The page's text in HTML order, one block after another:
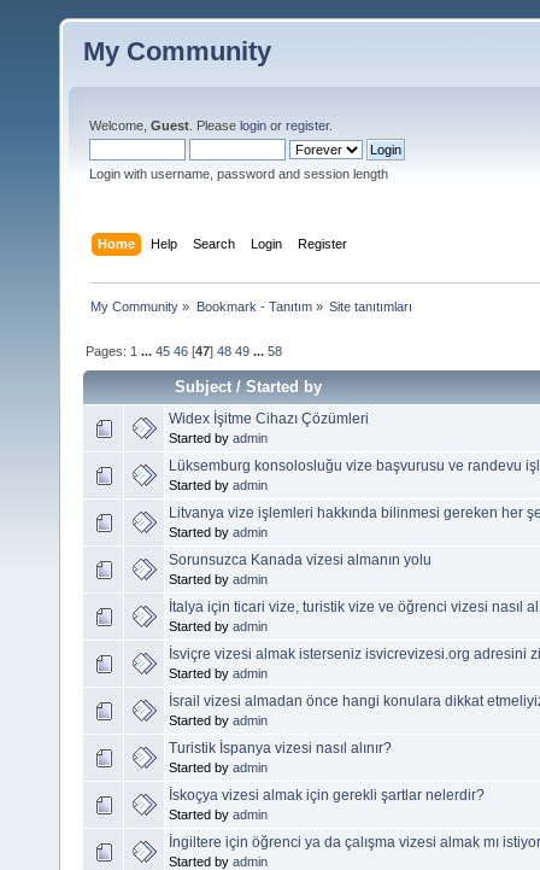
My Community
Welcome, Guest . Please login or register.
Login with username, password and session length
Home Help Search Login Register
My Community » Bookmark - Tanıtım» Site tanıtımları
Pages: 1 ...45 46 [47]48 49 ...58
Subject/Started by
Widex İşitme Cihazı Çözümleri
Started by admin
Lüksemburg konsolosluğu vize başvurusu ve randevu
Started by admin
Litvanya vize işlemleri hakkında bilinmesi gereken her
Started by admin
Sorunsuzca Kanada vizesi almanın yolu
Started by admin
İtalya için ticari vize, turistik vize ve öğrenci vizesi nasıl
Started by admin
İsviçre vizesi almak isterseniz isvicrevizesi.org adresini
Started by admin
İsrail vizesi almadan önce hangi konulara dikkat
Started by admin
Turistik İspanya vizesi nasıl alınır?
Started by admin
İskoçya vizesi almak için gerekli şartlar nelerdir?
Started by admin
İngiltere için öğrenci ya da çalışma vizesi almak mı
Started by admin